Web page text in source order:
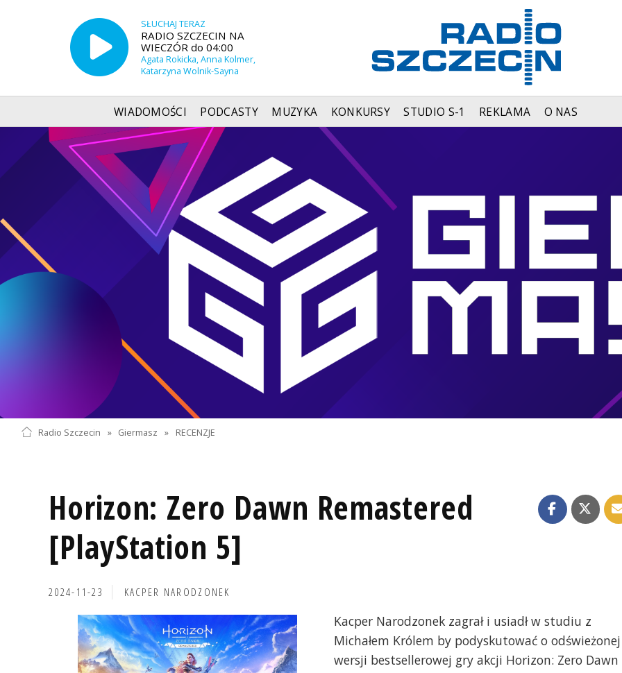
SŁUCHAJ TERAZ
RADIO SZCZECIN NA
WIECZÓR do 04:00
Agata Rokicka, Anna Kolmer,
Katarzyna Wolnik-Sayna
WIADOMOŚCI PODCASTY MUZYKA KONKURSY STUDIO S-1 REKLAMA O NAS
Radio Szczecin » Giermasz » RECENZJE
Horizon: Zero Dawn Remastered
[PlayStation 5]
2024-11-23 KACPER NARODZONEK
Kacper Narodzonek zagrał i usiadł w studiu z
Michałem Królem by podyskutować o odświeżonej
wersji bestsellerowej gry akcji Horizon: Zero Dawn